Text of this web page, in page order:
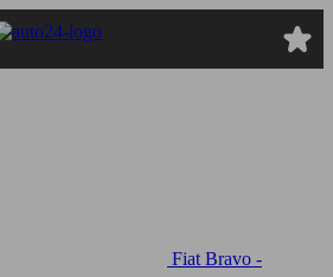
Fiat Bravo -